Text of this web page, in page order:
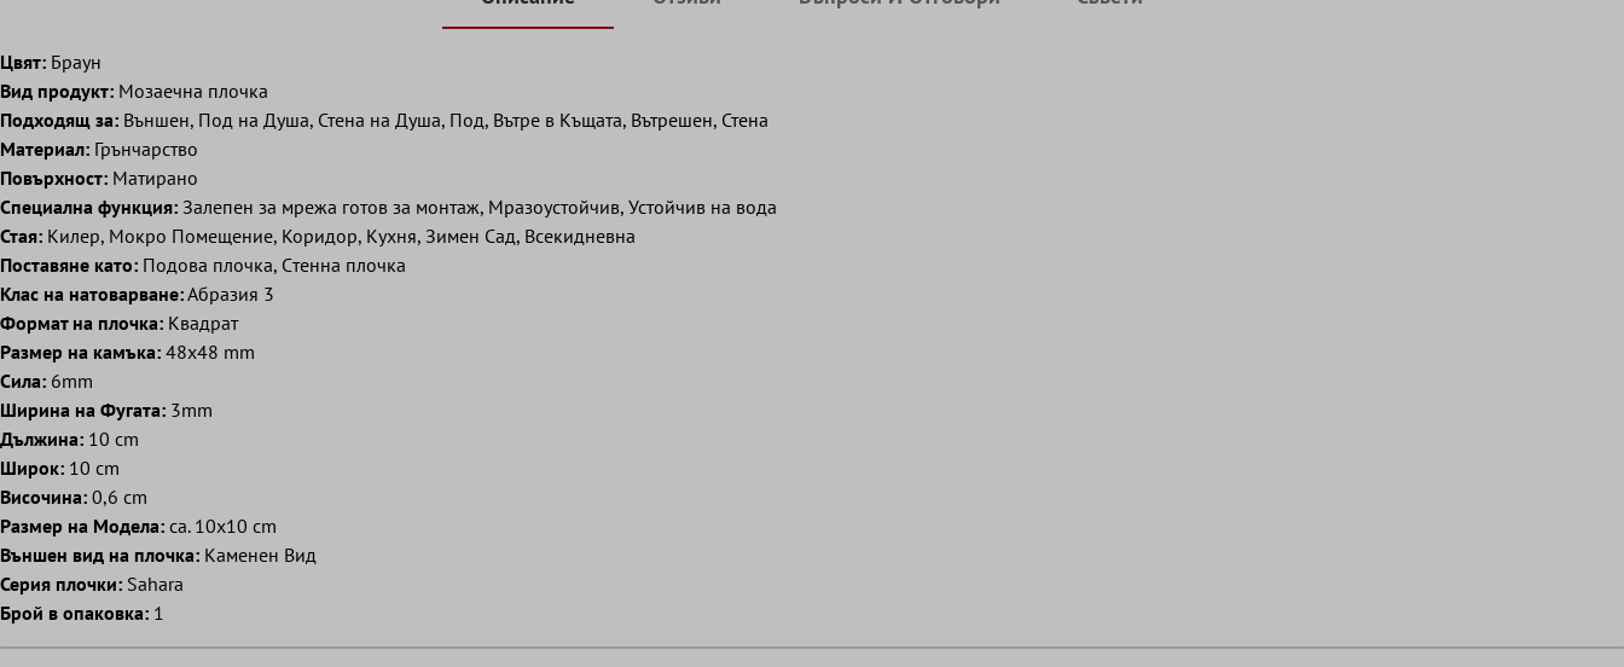
Цвят: Браун
Вид продукт: Mозаечна плочка
Подходящ за: Външен, Под на Душа, Стена на Душа, Под, Вътре в Къщата, Вътрешен, Стена
Mатериал: Грънчарство
Повърхност: Матирано
Специална функция: Залепен за мрежа готов за монтаж, Мразоустойчив, Устойчив на вода
Стая: Килер, Мокро Помещение, Коридор, Кухня, Зимен Сад, Всекидневна
Поставяне като: Подова плочка, Cтенна плочка
Клас на натоварване:Абразия 3
Формат на плочка: Квадрат
Размер на камъка: 48x48 mm
Сила: 6mm
Ширина на Фугата: 3mm
Дължина: 10 cm
Широк: 10 cm
Височина: 0,6 cm
Размер на Модела: ca. 10x10 cm
Външен вид на плочка: Kаменен Bид
Серия плочки: Sahara
Брой в опаковка: 1